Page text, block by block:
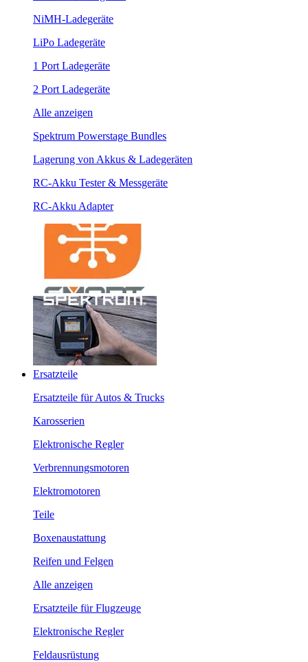
NiMH-Ladegeräte
LiPo Ladegeräte
1 Port Ladegeräte
2 Port Ladegeräte
Alle anzeigen
Spektrum Powerstage Bundles
Lagerung von Akkus & Ladegeräten
RC-Akku Tester & Messgeräte
RC-Akku Adapter
Ersatzteile
Ersatzteile für Autos & Trucks
Karosserien
Elektronische Regler
Verbrennungsmotoren
Elektromotoren
Teile
Boxenaustattung
Reifen und Felgen
Alle anzeigen
Ersatzteile für Flugzeuge
Elektronische Regler
Feldausrüstung